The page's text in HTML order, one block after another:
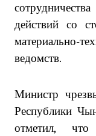
действий со
материально-
ведомств.
Министр
Республики
отметил,